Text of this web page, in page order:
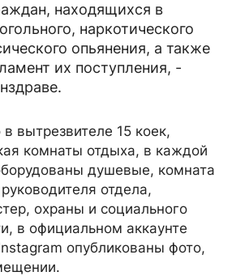
находящихся в
наркотического
опьянения, а также
их поступления, -
вытрезвителе 15 коек,
комнаты отдыха, в каждой
душевые, комната
отдела,
охраны и социального
в официальном аккаунте
опубликованы фото,